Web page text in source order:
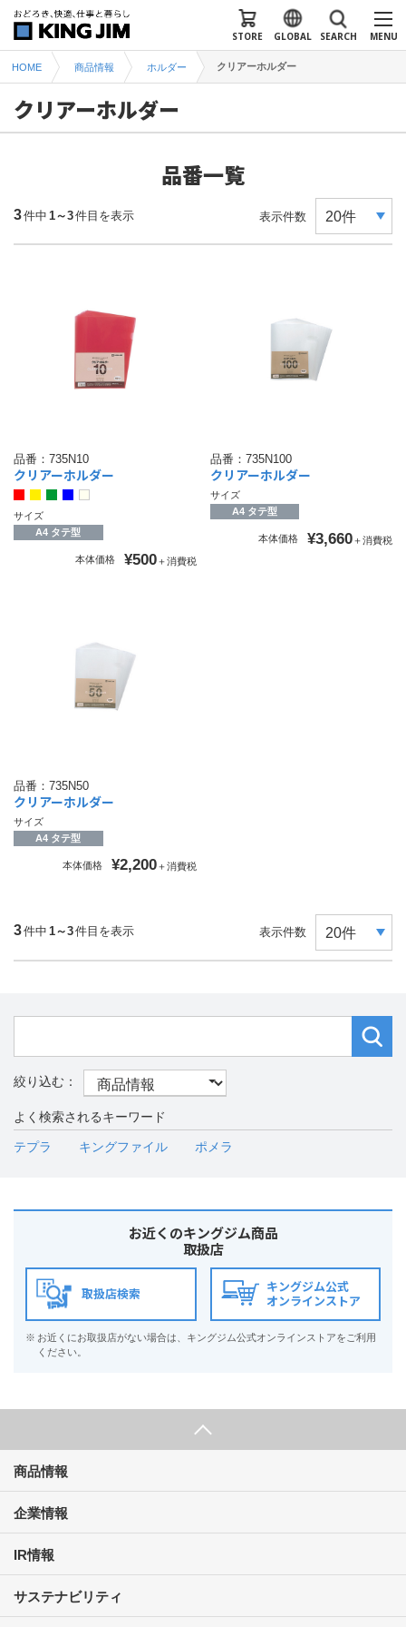
MENU
SEARCH
GLOBAL
STORE
HOME 商品情報 ホルダー クリアーホルダー
クリアーホルダー
品番一覧
3件中 1～3件目を表示 表示件数
品番： 735N10
クリアーホルダー
サイズ
A4 タテ型
本体価格 ¥500＋消費税
品番： 735N100
クリアーホルダー
サイズ
A4 タテ型
本体価格 ¥3,660＋消費税
品番： 735N50
クリアーホルダー
サイズ
A4 タテ型
本体価格 ¥2,200＋消費税
3件中 1～3件目を表示 表示件数
よく検索されるキーワード
テプラ キングファイル ポメラ
お近くのキングジム商品
取扱店
取扱店検索
キングジム公式
オンラインストア
※ お近くにお取扱店がない場合は、キングジム公式オンラインストアをご利用
ください。
商品情報
企業情報
IR情報
サステナビリティ